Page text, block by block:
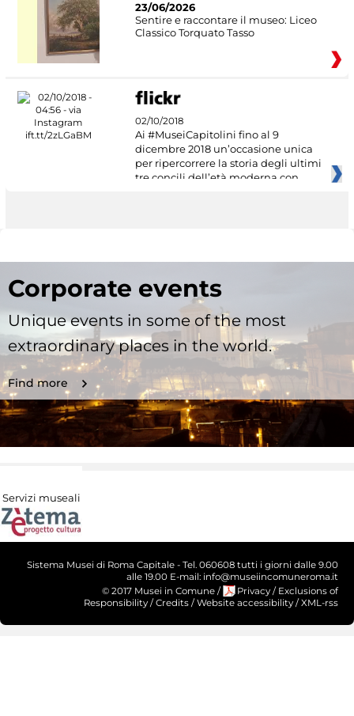
23/06/2026
Sentire e raccontare il museo: Liceo
Classico Torquato Tasso
02/10/2018
Ai #MuseiCapitolini fino al 9
dicembre 2018 un’occasione unica
per ripercorrere la storia degli ultimi
tre concili dell’età moderna con
Corporate events
Unique events in some of the most
extraordinary places in the world.
Find more
Servizi museali
Sistema Musei di Roma Capitale - Tel. 060608 tutti i giorni dalle 9.00
alle 19.00 E-mail: info@museiincomuneroma.it
© 2017 Musei in Comune / Privacy / Exclusions of
Responsibility /Credits /Website accessibility /XML-rss